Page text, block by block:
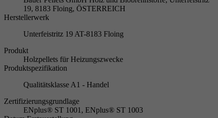
19, 8183 Floing, ÖSTERREICH
Herstellerwerk
Unterfeistritz 19 AT-8183 Floing
Produkt
Holzpellets für Heizungszwecke
Produktspezifikation
Qualitätsklasse A1 - Handel
Zertifizierungsgrundlage
ENplus® ST 1001, ENplus® ST 1003